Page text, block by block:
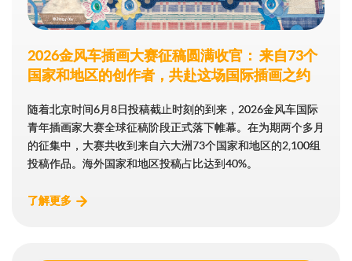
2026金风车插画大赛征稿圆满收官： 来自73个
国家和地区的创作者，共赴这场国际插画之约
随着北京时间6月8日投稿截止时刻的到来，2026金风车国际
青年插画家大赛全球征稿阶段正式落下帷幕。在为期两个多月
的征集中，大赛共收到来自六大洲73个国家和地区的2,100组
投稿作品。海外国家和地区投稿占比达到40%。
了解更多
2026金风车插画大赛征稿圆满收官： 来自73个
国家和地区的创作者，共赴这场国际插画之约
随着北京时间6月8日投稿截止时刻的到来，2026金风车国际
青年插画家大赛全球征稿阶段正式落下帷幕。在为期两个多月
的征集中，大赛共收到来自六大洲73个国家和地区的2,100组
投稿作品。海外国家和地区投稿占比达到40%。
了解更多